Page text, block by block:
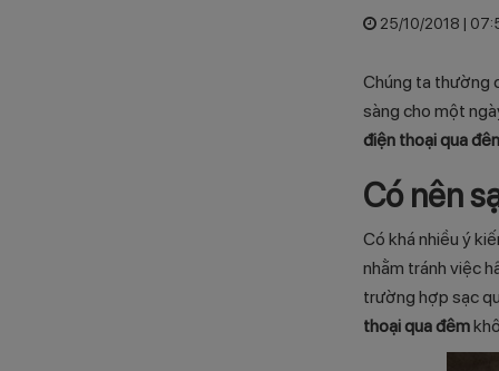
25/10/2018 |
Chúng ta thường
sàng cho một
điện thoại qua
Có nên
Có khá nhiều ý
nhằm tránh việc
trường hợp sạc
thoại qua đêm